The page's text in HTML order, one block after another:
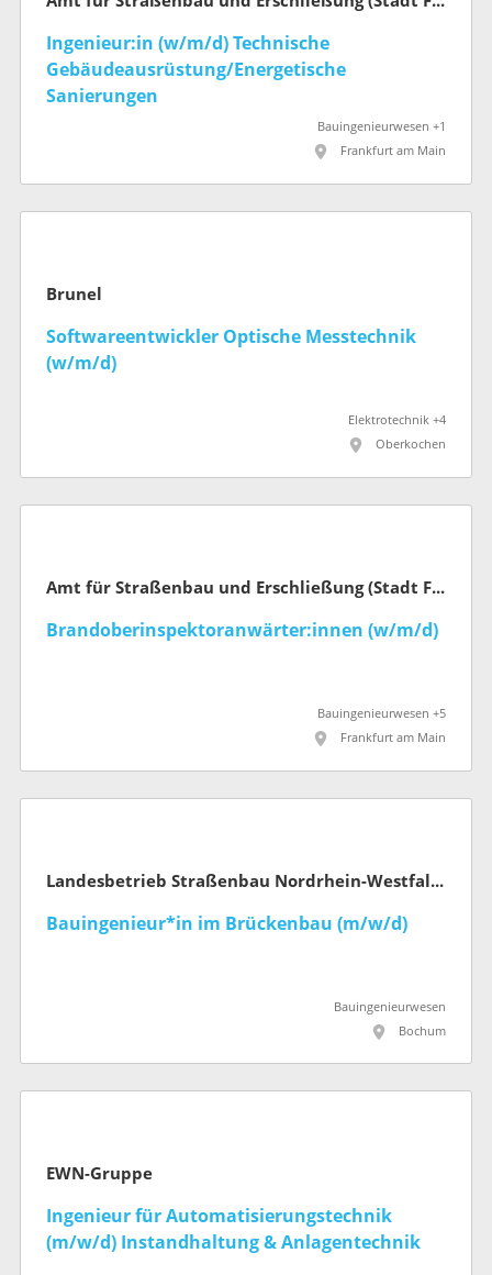
Ingenieur:in (w/m/d) Technische
Gebäudeausrüstung/Energetische
Sanierungen
Bauingenieurwesen +1
Frankfurt am Main
Brunel
Softwareentwickler Optische Messtechnik
(w/m/d)
Elektrotechnik +4
Oberkochen
Amt für Straßenbau und Erschließung (Stadt Frankfurt am Main)
Brandoberinspektoranwärter:innen (w/m/d)
Bauingenieurwesen +5
Frankfurt am Main
Landesbetrieb Straßenbau Nordrhein-Westfalen
Bauingenieur*in im Brückenbau (m/w/d)
Bauingenieurwesen
Bochum
EWN-Gruppe
Ingenieur für Automatisierungstechnik
(m/w/d) Instandhaltung & Anlagentechnik